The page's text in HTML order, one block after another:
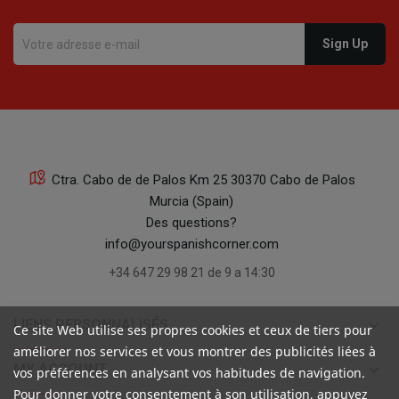
Ctra. Cabo de de Palos Km 25 30370 Cabo de Palos
Murcia (Spain)
Des questions?
info@yourspanishcorner.com
+34 647 29 98 21 de 9 a 14:30
LIENS PERSONNALISÉS keyboard_arrow_down
MY ACCOUNT keyboard_arrow_down
Ce site Web utilise ses propres cookies et ceux de tiers pour
améliorer nos services et vous montrer des publicités liées à
vos préférences en analysant vos habitudes de navigation.
Pour donner votre consentement à son utilisation, appuyez